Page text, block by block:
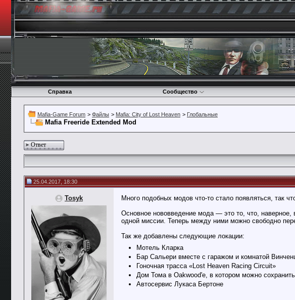
Справка Сообщество
Mafia-Game Forum > Файлы > Mafia: City of Lost Heaven > Глобальные
Mafia Freeride Extended Mod
Ответ
25.04.2017, 18:30
Tosyk
Много подобных модов что-то стало появляться, так
Основное нововведение мода — это то, что,
одной миссии. Теперь между ними можно свободно
Так же добавлены следующие локации:
Мотель Кларка
Бар Сальери вместе с гаражом и комнатой
Гоночная трасса «Lost Heaven Racing Circuit»
Дом Тома в Oakwood'е, в котором можно
Автосервис Лукаса Бертоне